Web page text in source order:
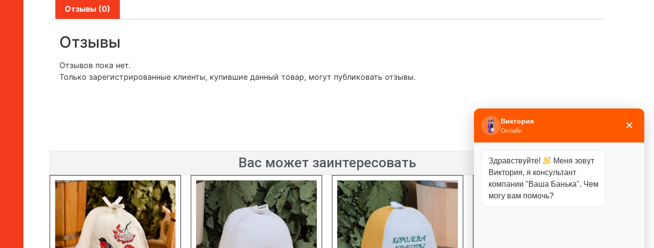
Отзывы (0)
Отзывы
Отзывов пока нет.
Только зарегистрированные клиенты, купившие данный товар, могут публиковать отзывы.
Вас может заинтересовать
Виктория
Онлайн ×
Здравствуйте!
Меня зовут
Виктория, я консультант
компании "Ваша Банька". Чем
могу вам помочь?